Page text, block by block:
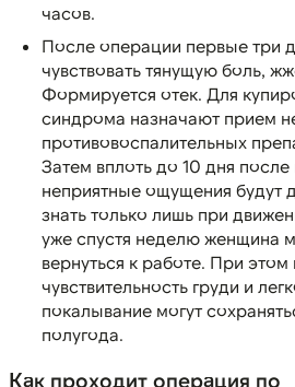
часов.
После операции первые три
чувствовать тянущую боль,
Формируется отек. Для
синдрома назначают прием
противовоспалительных
Затем вплоть до 10 дня
неприятные ощущения будут
знать только лишь при
уже спустя неделю женщина
вернуться к работе. При
чувствительность груди и
покалывание могут
полугода.
Как проходит операция по